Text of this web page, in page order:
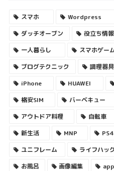
スマホ Wordpress
ダッチオーブン
役立ち情報
一人暮らし
スマホゲー
ブログテクニック
調理器具
iPhone
HUAWEI
格安SIM
バーベキュー
アウトドア料理
自転車
新生活
MNP PS4
ユニフレーム
ライフハック
お風呂
画像編集